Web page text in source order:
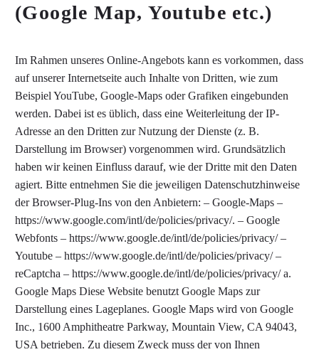
(Google Map, Youtube etc.)
Im Rahmen unseres Online-Angebots kann es vorkommen, dass
auf unserer Internetseite auch Inhalte von Dritten, wie zum
Beispiel YouTube, Google-Maps oder Grafiken eingebunden
werden. Dabei ist es üblich, dass eine Weiterleitung der IP-
Adresse an den Dritten zur Nutzung der Dienste (z. B.
Darstellung im Browser) vorgenommen wird. Grundsätzlich
haben wir keinen Einfluss darauf, wie der Dritte mit den Daten
agiert. Bitte entnehmen Sie die jeweiligen Datenschutzhinweise
der Browser-Plug-Ins von den Anbietern: – Google-Maps –
https://www.google.com/intl/de/policies/privacy/. – Google
Webfonts – https://www.google.de/intl/de/policies/privacy/ –
Youtube – https://www.google.de/intl/de/policies/privacy/ –
reCaptcha – https://www.google.de/intl/de/policies/privacy/ a.
Google Maps Diese Website benutzt Google Maps zur
Darstellung eines Lageplanes. Google Maps wird von Google
Inc., 1600 Amphitheatre Parkway, Mountain View, CA 94043,
USA betrieben. Zu diesem Zweck muss der von Ihnen